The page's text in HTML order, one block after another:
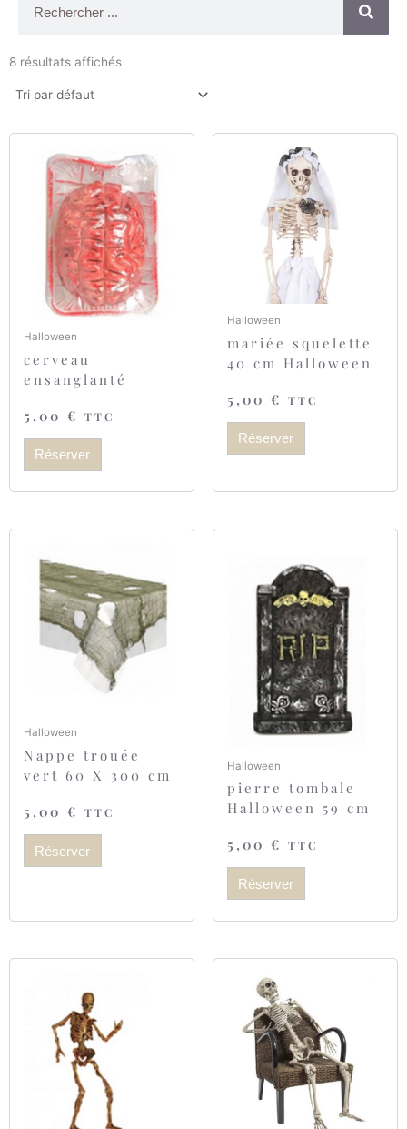
8 résultats affichés
Halloween
cerveau
ensanglanté
5,00 € TTC
Réserver
Halloween
mariée squelette
40 cm Halloween
5,00 € TTC
Réserver
Halloween
Nappe trouée
vert 60 X 300 cm
5,00 € TTC
Réserver
Halloween
pierre tombale
Halloween 59 cm
5,00 € TTC
Réserver